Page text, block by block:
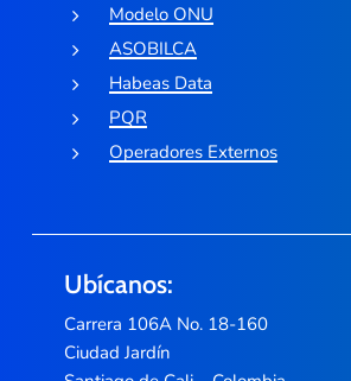
Modelo ONU
ASOBILCA
Habeas Data
PQR
Operadores Externos
Ubícanos:
Carrera 106A No. 18-160
Ciudad Jardín